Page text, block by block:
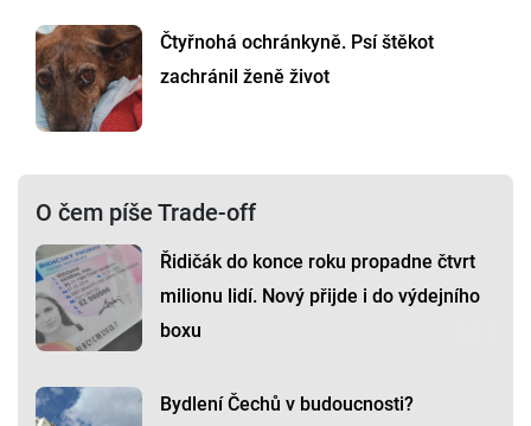
Čtyřnohá ochránkyně. Psí štěkot
zachránil ženě život
O čem píše Trade-off
Řidičák do konce roku propadne čtvrt
milionu lidí. Nový přijde i do výdejního
boxu
Bydlení Čechů v budoucnosti?